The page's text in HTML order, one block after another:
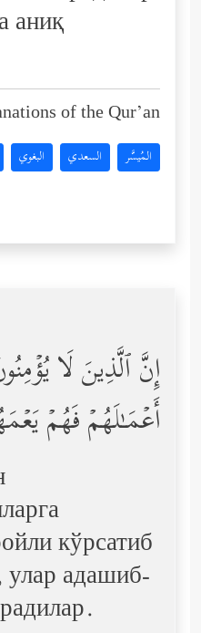
аниқ
of the Qur’an:
المُيسَّر السعدي البغوي
إِنَّ ٱلَّذِینَ لَا
أَعۡمَـٰلَهُمۡ فَهُمۡ
кўрсатиб
адашиб-